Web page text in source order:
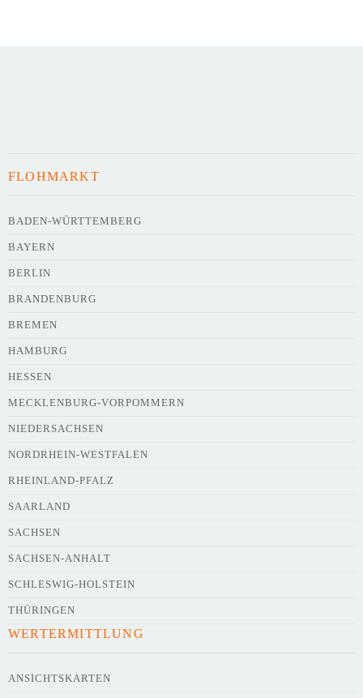
Webseite
Kurze Beschreibung des Flohmarkts
Kontaktdaten des Veranstalters
FLOHMARKT
BADEN-WÜRTTEMBERG
BAYERN
BERLIN
BRANDENBURG
BREMEN
HAMBURG
HESSEN
MECKLENBURG-VORPOMMERN
NIEDERSACHSEN
NORDRHEIN-WESTFALEN
RHEINLAND-PFALZ
SAARLAND
SACHSEN
SACHSEN-ANHALT
SCHLESWIG-HOLSTEIN
THÜRINGEN
WERTERMITTLUNG
ANSICHTSKARTEN